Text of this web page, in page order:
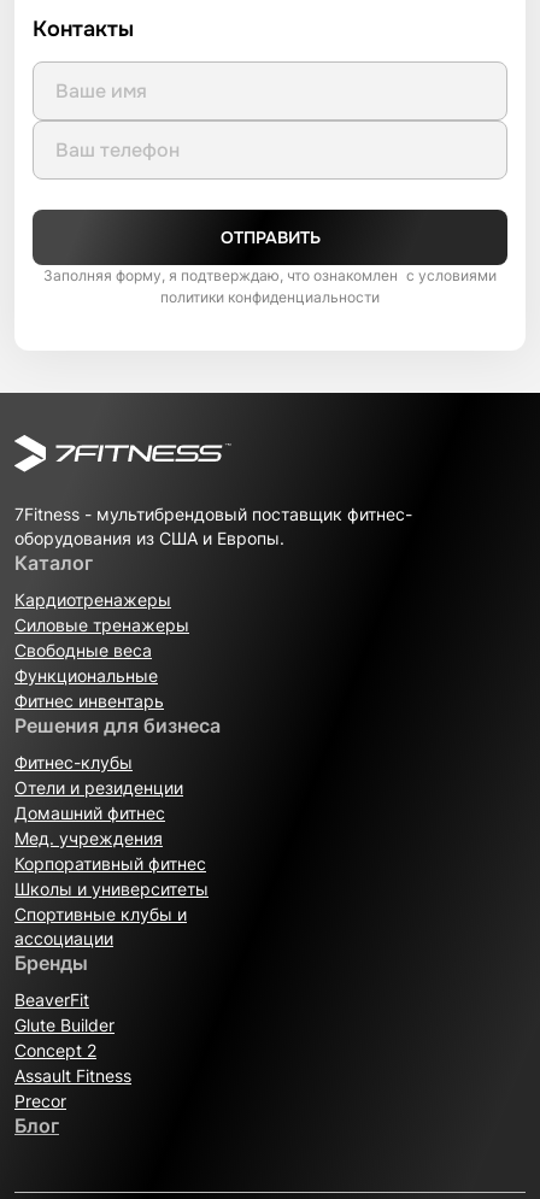
Контакты
ОТПРАВИТЬ
Заполняя форму, я подтверждаю, что ознакомлен с условиями
политики конфиденциальности
7Fitness - мультибрендовый поставщик фитнес-
оборудования из США и Европы.
Каталог
Кардиотренажеры
Силовые тренажеры
Свободные веса
Функциональные
Фитнес инвентарь
Решения для бизнеса
Фитнес-клубы
Отели и резиденции
Домашний фитнес
Мед. учреждения
Корпоративный фитнес
Школы и университеты
Спортивные клубы и
ассоциации
Бренды
BeaverFit
Glute Builder
Concept 2
Assault Fitness
Precor
Блог